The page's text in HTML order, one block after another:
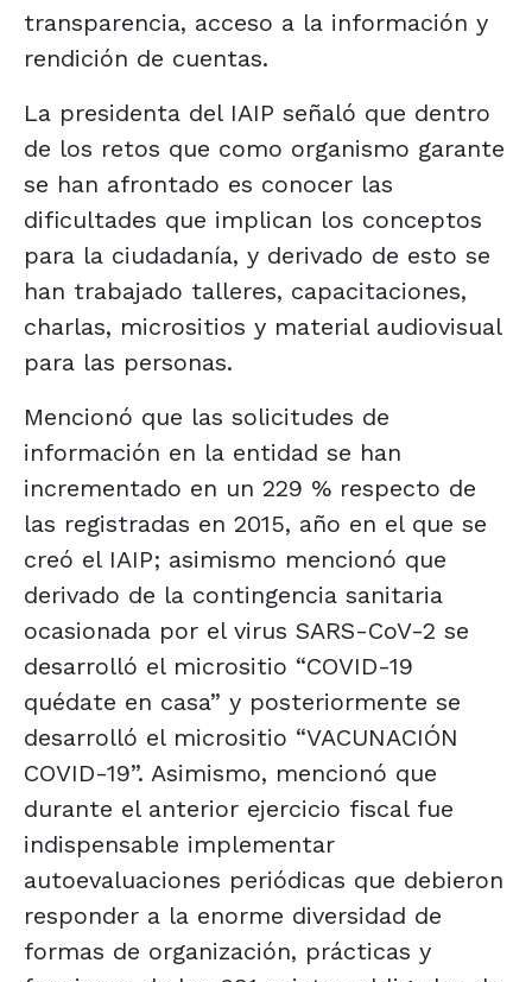
transparencia, acceso a la información y
rendición de cuentas.
La presidenta del IAIP señaló que dentro
de los retos que como organismo garante
se han afrontado es conocer las
dificultades que implican los conceptos
para la ciudadanía, y derivado de esto se
han trabajado talleres, capacitaciones,
charlas, micrositios y material audiovisual
para las personas.
Mencionó que las solicitudes de
información en la entidad se han
incrementado en un 229 % respecto de
las registradas en 2015, año en el que se
creó el IAIP; asimismo mencionó que
derivado de la contingencia sanitaria
ocasionada por el virus SARS-CoV-2 se
desarrolló el micrositio “COVID-19
quédate en casa” y posteriormente se
desarrolló el micrositio “VACUNACIÓN
COVID-19”. Asimismo, mencionó que
durante el anterior ejercicio fiscal fue
indispensable implementar
autoevaluaciones periódicas que debieron
responder a la enorme diversidad de
formas de organización, prácticas y